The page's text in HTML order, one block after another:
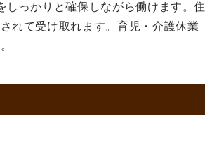
しっかりと確保しながら働けます。住
れて受け取れます。育児・介護休業